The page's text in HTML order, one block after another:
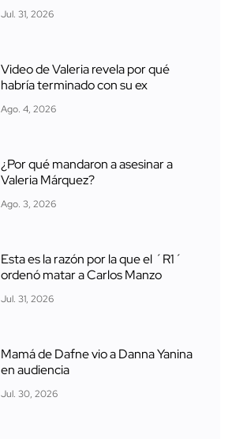
Jul. 31, 2026
Video de Valeria revela por qué
habría terminado con su ex
Ago. 4, 2026
¿Por qué mandaron a asesinar a
Valeria Márquez?
Ago. 3, 2026
Esta es la razón por la que el ´R1´
ordenó matar a Carlos Manzo
Jul. 31, 2026
Mamá de Dafne vio a Danna Yanina
en audiencia
Jul. 30, 2026